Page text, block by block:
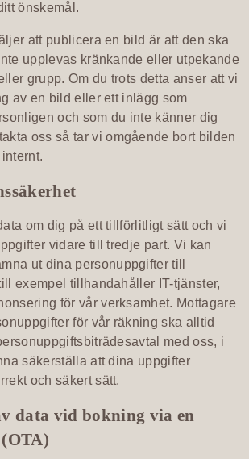
önskemål.
att publicera en bild är att den ska
upplevas kränkande eller utpekande
grupp. Om du trots detta anser att vi
av en bild eller ett inlägg som
och som du inte känner dig
oss så tar vi omgående bort bilden
om dig på ett tillförlitligt sätt och vi
vidare till tredje part. Vi kan
ut dina personuppgifter till
exempel tillhandahåller IT-tjänster,
för vår verksamhet. Mottagare
för vår räkning ska alltid
med oss, i
säkerställa att dina uppgifter
och säkert sätt.
data vid bokning via en